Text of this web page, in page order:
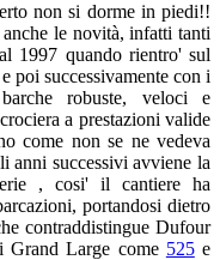
non si dorme in piedi!!
le novità, infatti tanti
1997 quando rientro' sul
poi successivamente con i
robuste, veloci e
a prestazioni valide
come non se ne vedeva
anni successivi avviene la
, cosi' il cantiere ha
portandosi dietro
contraddistingue Dufour
Grand Large come 525e